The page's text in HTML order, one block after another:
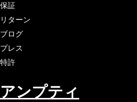
保証
リターン
ブログ
プレス
特許
アンプティ